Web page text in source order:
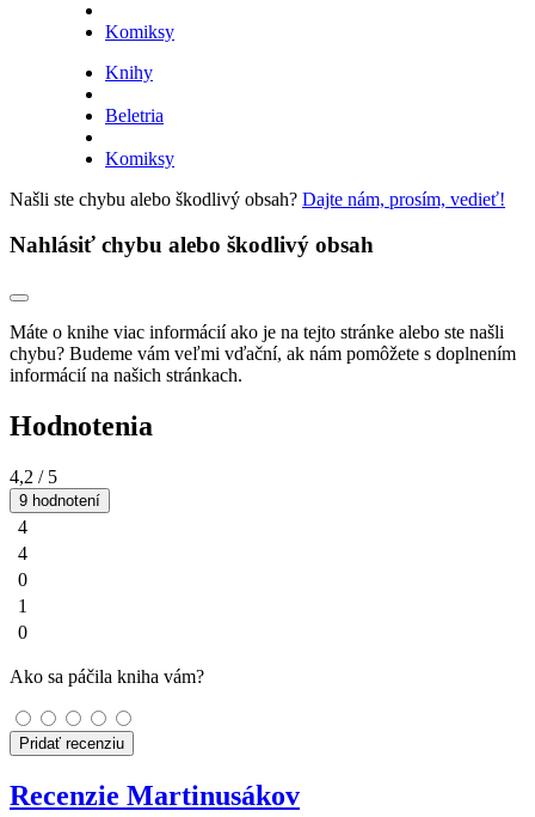
Komiksy
Knihy
Beletria
Komiksy
Našli ste chybu alebo škodlivý obsah? Dajte nám, prosím, vedieť!
Nahlásiť chybu alebo škodlivý obsah
Máte o knihe viac informácií ako je na tejto stránke alebo ste našli
chybu? Budeme vám veľmi vďační, ak nám pomôžete s doplnením
informácií na našich stránkach.
Hodnotenia
4,2 / 5
9 hodnotení
4
4
0
1
0
Ako sa páčila kniha vám?
Pridať recenziu
Recenzie Martinusákov